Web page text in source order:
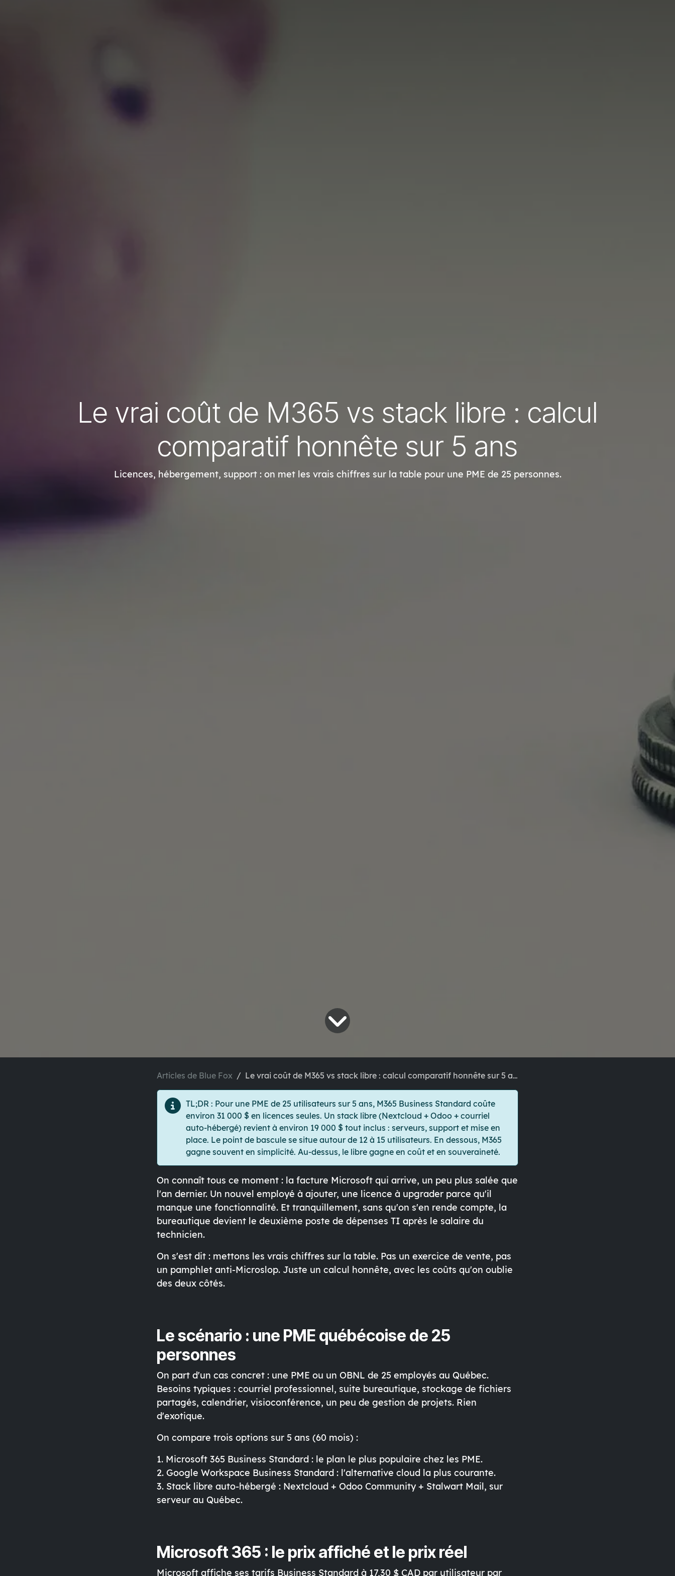
Le vrai coût de M365 vs stack libre : calcul
comparatif honnête sur 5 ans
Licences, hébergement, support : on met les vrais chiffres sur la table pour une PME de 25 personnes.
Articles de Blue Fox Le vrai coût de M365 vs stack libre : calcul comparatif honnête sur 5 ans
TL;DR : Pour une PME de 25 utilisateurs sur 5 ans, M365 Business Standard coûte
environ 31 000 $ en licences seules. Un stack libre (Nextcloud + Odoo + courriel
auto-hébergé) revient à environ 19 000 $ tout inclus : serveurs, support et mise en
place. Le point de bascule se situe autour de 12 à 15 utilisateurs. En dessous, M365
gagne souvent en simplicité. Au-dessus, le libre gagne en coût et en souveraineté.
On connaît tous ce moment : la facture Microsoft qui arrive, un peu plus salée que
l'an dernier. Un nouvel employé à ajouter, une licence à upgrader parce qu'il
manque une fonctionnalité. Et tranquillement, sans qu'on s'en rende compte, la
bureautique devient le deuxième poste de dépenses TI après le salaire du
technicien.
On s'est dit : mettons les vrais chiffres sur la table. Pas un exercice de vente, pas
un pamphlet anti-Microslop. Juste un calcul honnête, avec les coûts qu'on oublie
des deux côtés.
Le scénario : une PME québécoise de 25
personnes
On part d'un cas concret : une PME ou un OBNL de 25 employés au Québec.
Besoins typiques : courriel professionnel, suite bureautique, stockage de fichiers
partagés, calendrier, visioconférence, un peu de gestion de projets. Rien
d'exotique.
On compare trois options sur 5 ans (60 mois) :
1. Microsoft 365 Business Standard : le plan le plus populaire chez les PME.
2. Google Workspace Business Standard : l'alternative cloud la plus courante.
3. Stack libre auto-hébergé : Nextcloud + Odoo Community + Stalwart Mail, sur
serveur au Québec.
Microsoft 365 : le prix affiché et le prix réel
Microsoft affiche ses tarifs Business Standard à 17,30 $ CAD par utilisateur par